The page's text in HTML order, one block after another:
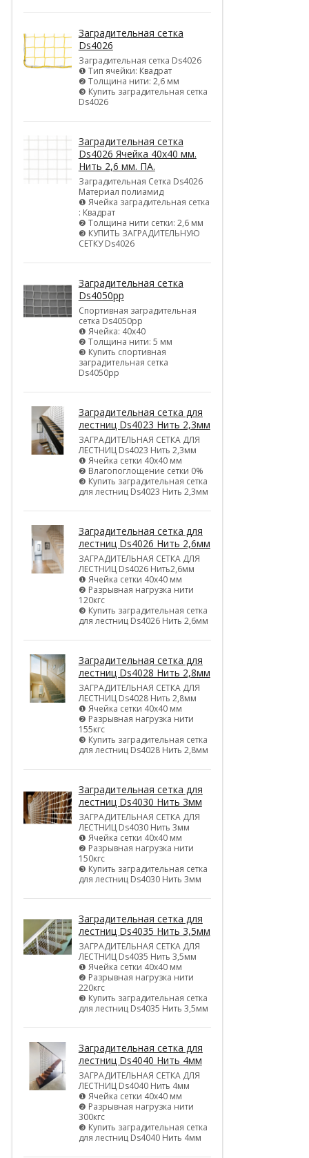
Заградительная сетка
Ds4026
Заградительная сетка Ds4026
❶ Тип ячейки: Квадрат
❷ Толщина нити: 2,6 мм
❸ Купить заградительная сетка
Ds4026
Заградительная сетка
Ds4026 Ячейка 40х40 мм.
Нить 2,6 мм. ПА.
Заградительная Сетка Ds4026
Материал полиамид
❶ Ячейка заградительная сетка
: Квадрат
❷ Толщина нити сетки: 2,6 мм
❸ КУПИТЬ ЗАГРАДИТЕЛЬНУЮ
СЕТКУ Ds4026
Заградительная сетка
Ds4050pp
Спортивная заградительная
сетка Ds4050pp
❶ Ячейка: 40х40
❷ Толщина нити: 5 мм
❸ Купить спортивная
заградительная сетка
Ds4050pp
Заградительная сетка для
лестниц Ds4023 Нить 2,3мм
ЗАГРАДИТЕЛЬНАЯ СЕТКА ДЛЯ
ЛЕСТНИЦ Ds4023 Нить 2,3мм
❶ Ячейка сетки 40х40 мм
❷ Влагопоглощение сетки 0%
❸ Купить заградительная сетка
для лестниц Ds4023 Нить 2,3мм
Заградительная сетка для
лестниц Ds4026 Нить 2,6мм
ЗАГРАДИТЕЛЬНАЯ СЕТКА ДЛЯ
ЛЕСТНИЦ Ds4026 Нить2,6мм
❶ Ячейка сетки 40х40 мм
❷ Разрывная нагрузка нити
120кгс
❸ Купить заградительная сетка
для лестниц Ds4026 Нить 2,6мм
Заградительная сетка для
лестниц Ds4028 Нить 2,8мм
ЗАГРАДИТЕЛЬНАЯ СЕТКА ДЛЯ
ЛЕСТНИЦ Ds4028 Нить 2,8мм
❶ Ячейка сетки 40х40 мм
❷ Разрывная нагрузка нити
155кгс
❸ Купить заградительная сетка
для лестниц Ds4028 Нить 2,8мм
Заградительная сетка для
лестниц Ds4030 Нить 3мм
ЗАГРАДИТЕЛЬНАЯ СЕТКА ДЛЯ
ЛЕСТНИЦ Ds4030 Нить 3мм
❶ Ячейка сетки 40х40 мм
❷ Разрывная нагрузка нити
150кгс
❸ Купить заградительная сетка
для лестниц Ds4030 Нить 3мм
Заградительная сетка для
лестниц Ds4035 Нить 3,5мм
ЗАГРАДИТЕЛЬНАЯ СЕТКА ДЛЯ
ЛЕСТНИЦ Ds4035 Нить 3,5мм
❶ Ячейка сетки 40х40 мм
❷ Разрывная нагрузка нити
220кгс
❸ Купить заградительная сетка
для лестниц Ds4035 Нить 3,5мм
Заградительная сетка для
лестниц Ds4040 Нить 4мм
ЗАГРАДИТЕЛЬНАЯ СЕТКА ДЛЯ
ЛЕСТНИЦ Ds4040 Нить 4мм
❶ Ячейка сетки 40х40 мм
❷ Разрывная нагрузка нити
300кгс
❸ Купить заградительная сетка
для лестниц Ds4040 Нить 4мм